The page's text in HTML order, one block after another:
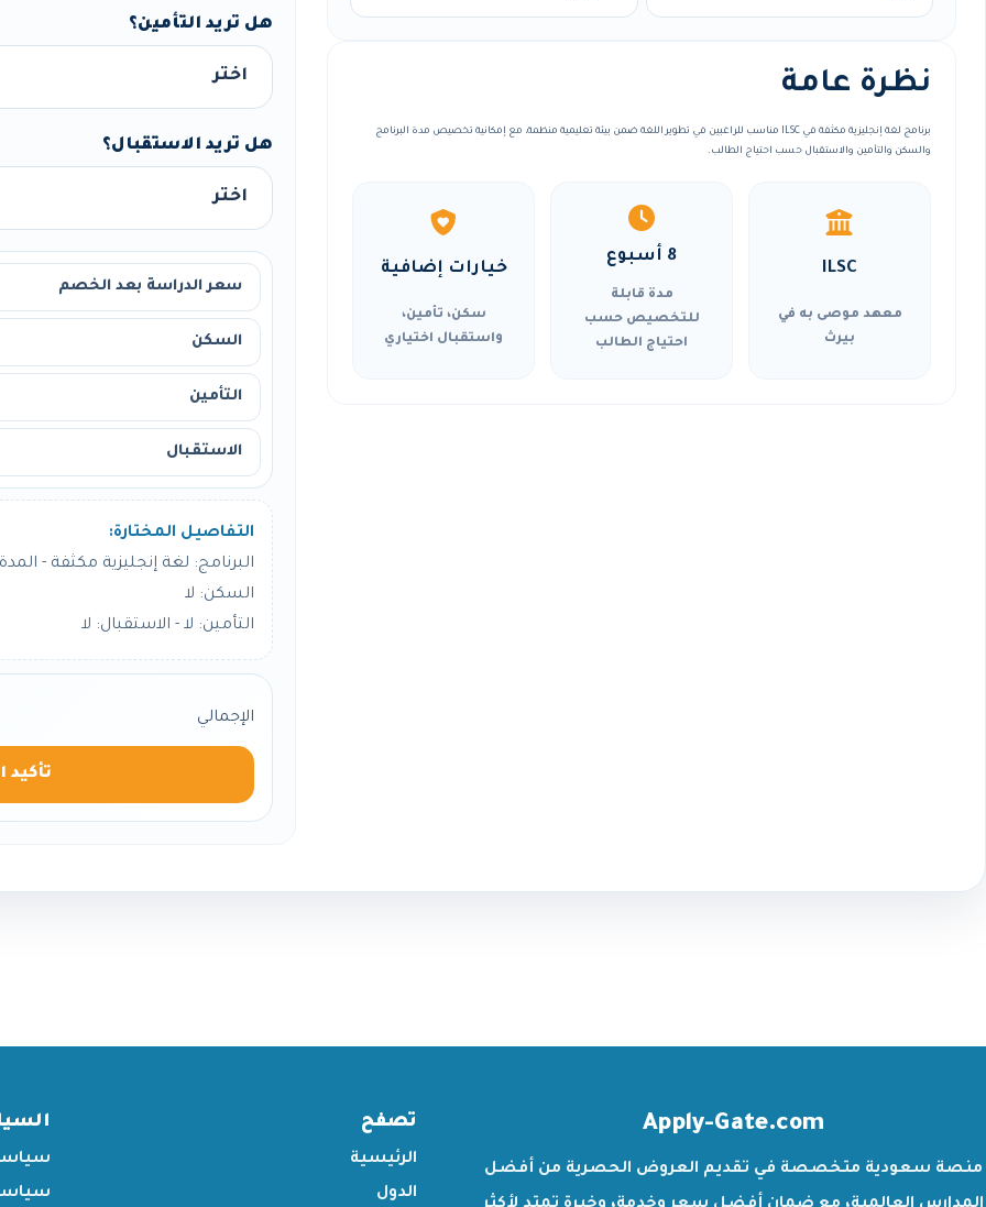
نظرة عامة
برنامج لغة إنجليزية مكثفة في ILSC مناسب للراغبين في تطوير اللغة ضمن بيئة تعليمية منظمة، مع إمكانية تخصيص مدة البرنامج
والسكن والتأمين والاستقبال حسب احتياج الطالب.
ILSC
معهد موصى به في
بيرث
8 أسبوع
مدة قابلة
للتخصيص حسب
احتياج الطالب
خيارات إضافية
سكن، تأمين،
واستقبال اختياري
هل تريد التأمين؟
هل تريد الاستقبال؟
سعر الدراسة بعد الخصم
السكن
التأمين
الاستقبال
التفاصيل المختارة:
البرنامج: لغة إنجليزية مكثفة - المدة: 8
السكن: لا
التأمين: لا - الاستقبال: لا
الإجمالي
تأكيد
Apply-Gate.com
منصة سعودية متخصصة في تقديم العروض الحصرية من أفضل
تصفح
الرئيسية
الدول